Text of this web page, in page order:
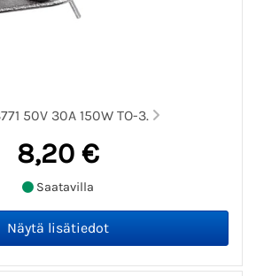
50V 30A 150W TO-3.
8,20 €
Saatavilla